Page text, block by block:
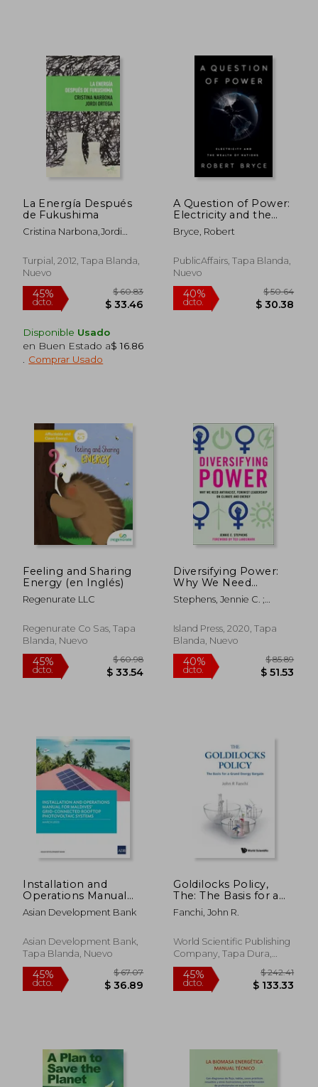
40%
dcto. $ 195.52 dcto.
La Energía Después
de Fukushima
Cristina Narbona,Jordi
Turpial, 2012, Tapa Blanda,
Nuevo
45%
dcto.
$ 60.83
$ 33.46
Disponible Usado
en Buen Estado a$ 16.86
Comprar Usado
A Question of Power:
Electricity and the
Wealth of Nations (en
Inglés)
Bryce, Robert
PublicAffairs, Tapa Blanda,
Nuevo
40%
dcto.
Feeling and Sharing
Energy (en Inglés)
Regenurate LLC
Regenurate Co Sas, Tapa
Blanda, Nuevo
45%
dcto.
$ 60.98
$ 33.54
Diversifying Power:
Why We Need
Antiracist, Feminist
Leadership on
(en Inglés)
Stephens, Jennie C. ;
Island Press, 2020, Tapa
Blanda, Nuevo
40%
dcto.
Installation and
Operations Manual
for Maldives' Grid-
Connected Rooftop
(en Inglés)
Asian Development Bank
Asian Development Bank,
Tapa Blanda, Nuevo
Goldilocks Policy,
The: The Basis for a
Grand Energy Bargain
(en Inglés)
Fanchi, John R.
World Scientific Publishing
Company, Tapa Dura,
Nuevo